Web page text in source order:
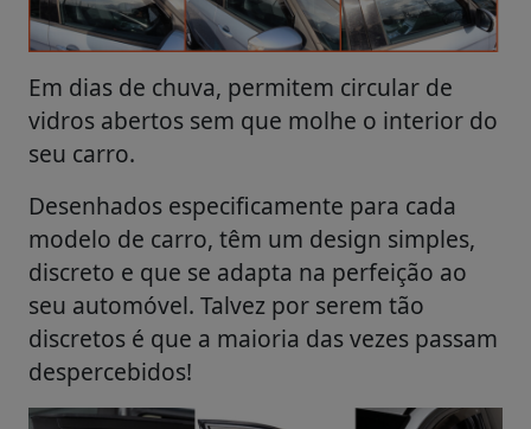
Em dias de chuva, permitem circular de
vidros abertos sem que molhe o interior do
seu carro.
Desenhados especificamente para cada
modelo de carro, têm um design simples,
discreto e que se adapta na perfeição ao
seu automóvel. Talvez por serem tão
discretos é que a maioria das vezes passam
despercebidos!